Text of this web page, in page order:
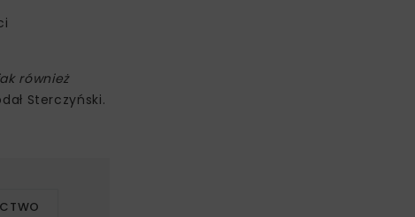
również
Sterczyński.